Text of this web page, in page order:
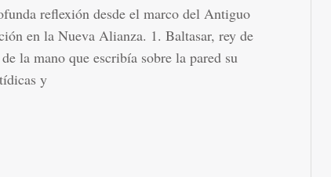
reflexión desde el marco del Antiguo
en la Nueva Alianza. 1. Baltasar, rey de
la mano que escribía sobre la pared su
y